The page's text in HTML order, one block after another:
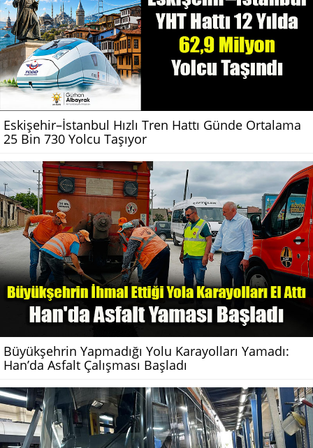
Eskişehir–İstanbul Hızlı Tren Hattı Günde Ortalama
25 Bin 730 Yolcu Taşıyor
Büyükşehrin Yapmadığı Yolu Karayolları Yamadı:
Han’da Asfalt Çalışması Başladı